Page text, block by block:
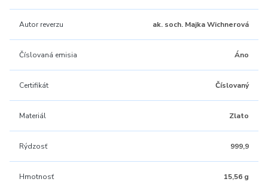
Autor reverzu ak. soch. Majka Wichnerová
Číslovaná emisia Áno
Certifikát Číslovaný
Materiál Zlato
Rýdzosť 999,9
Hmotnosť 15,56 g